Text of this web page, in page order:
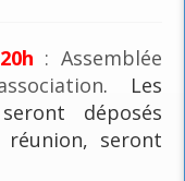
: Assemblée
. Les
déposés
seront